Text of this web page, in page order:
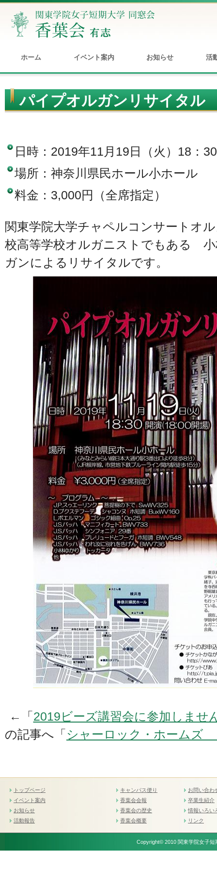
ホーム イベント案内 お知らせ 活
パイプオルガンリサイタル
日時：2019年11月19日（火）18：
場所：神奈川県民ホール小ホール
料金：3,000円（全席指定）
関東学院大学チャペルコンサートオ
校高等学校オルガニストでもある
ガンによるリサイタルです。
←「 2019ビーズ講習会に参加しませ
の記事へ「 シャーロック・ホームズ
トップページ
イベント案内
お知らせ
活動報告
キャンパス便り
香葉会会報
香葉会の歴史
香葉会概要
お問い合わ
卒業生紹介
情報いろい
リンク
Copyright© 2010 関東学院女子